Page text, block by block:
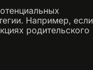
Например, если
родительского